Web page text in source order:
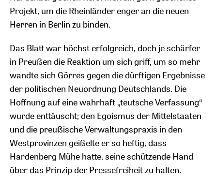
Projekt, um die Rheinländer enger an die neuen
Herren in Berlin zu binden.
Das Blatt war höchst erfolgreich, doch je schärfer
in Preußen die Reaktion um sich griff, um so mehr
wandte sich Görres gegen die dürftigen Ergebnisse
der politischen Neuordnung Deutschlands. Die
Hoffnung auf eine wahrhaft „teutsche Verfassung“
wurde enttäuscht; den Egoismus der Mittelstaaten
und die preußische Verwaltungspraxis in den
Westprovinzen geißelte er so heftig, dass
Hardenberg Mühe hatte, seine schützende Hand
über das Prinzip der Pressefreiheit zu halten.